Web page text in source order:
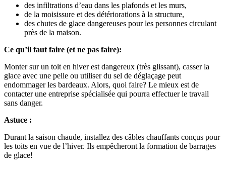
des infiltrations d’eau dans les plafonds et les murs,
de la moisissure et des détériorations à la structure,
des chutes de glace dangereuses pour les personnes circulant
près de la maison.
Ce qu’il faut faire (et ne pas faire):
Monter sur un toit en hiver est dangereux (très glissant), casser la
glace avec une pelle ou utiliser du sel de déglaçage peut
endommager les bardeaux. Alors, quoi faire? Le mieux est de
contacter une entreprise spécialisée qui pourra effectuer le travail
sans danger.
Astuce :
Durant la saison chaude, installez des câbles chauffants conçus pour
les toits en vue de l’hiver. Ils empêcheront la formation de barrages
de glace!